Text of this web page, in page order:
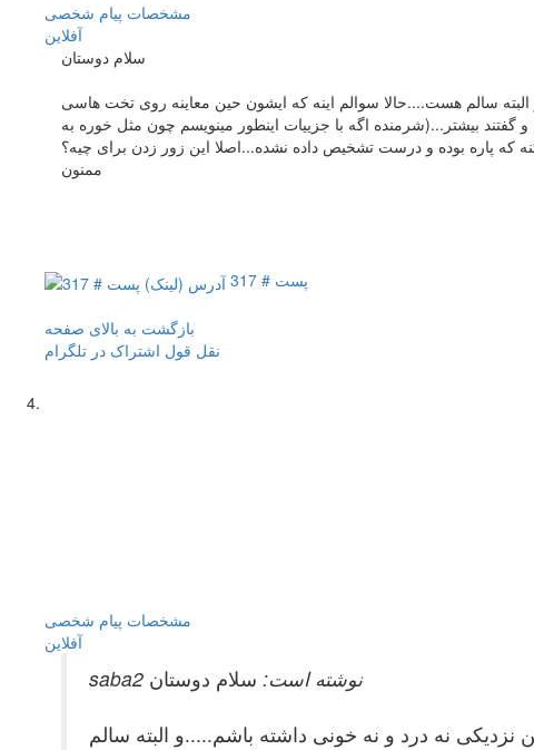
مشخصات پیام شخصی
آفلاين
سلام دوستان
البته سالم هست....حالا سوالم اینه که ایشون حین معاینه روی تخت هاسی
بیشتر...(شرمنده اگه با جزییات اینطور مینویسم چون مثل خوره به
که پاره بوده و درست تشخیص داده نشده...اصلا این زور زدن برای چیه؟
ممنون
پست # 317
بازگشت به بالای صفحه
نقل قول اشتراک در تلگرام
مشخصات پیام شخصی
آفلاين
saba2 نوشته است: سلام دوستان
نزدیکی نه درد و نه خونی داشته باشم.....و البته سالم